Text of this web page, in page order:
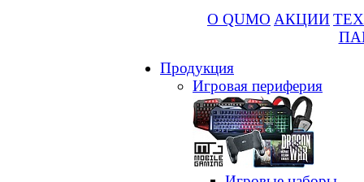
О QUMO АКЦИИ
Продукция
Игровая периферия